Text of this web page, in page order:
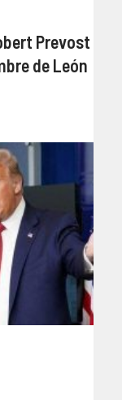
Prevost
de León